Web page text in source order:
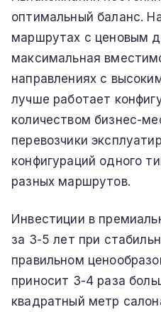
оптимальный баланс.
маршрутах с ценовым
максимальная
направлениях с
лучше работает
количеством бизнес-
перевозчики
конфигураций одного
разных маршрутов.
Инвестиции в
за 3-5 лет при
правильном
приносит 3-4 раза
квадратный метр